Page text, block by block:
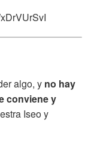
algo, y no hay
conviene y
Iseo y